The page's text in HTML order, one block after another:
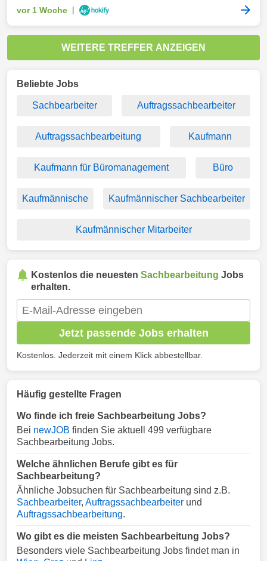
vor 1 Woche
WEITERE TREFFER ANZEIGEN
Beliebte Jobs
Sachbearbeiter Auftragssachbearbeiter
Auftragssachbearbeitung Kaufmann
Kaufmann für Büromanagement Büro
Kaufmännische Kaufmännischer Sachbearbeiter
Kaufmännischer Mitarbeiter
Kostenlos die neuesten Sachbearbeitung Jobs
erhalten.
Jetzt passende Jobs erhalten
Kostenlos. Jederzeit mit einem Klick abbestellbar.
Häufig gestellte Fragen
Wo finde ich freie Sachbearbeitung Jobs?
Bei newJOB finden Sie aktuell 499 verfügbare
Sachbearbeitung Jobs.
Welche ähnlichen Berufe gibt es für
Sachbearbeitung?
Ähnliche Jobsuchen für Sachbearbeitung sind z.B.
Sachbearbeiter, Auftragssachbearbeiter und
Auftragssachbearbeitung.
Wo gibt es die meisten Sachbearbeitung Jobs?
Besonders viele Sachbearbeitung Jobs findet man in